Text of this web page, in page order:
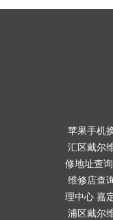
苹果手机
汇区戴尔
修地址查询
维修店查
理中心 嘉
浦区戴尔